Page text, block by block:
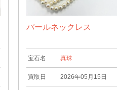
パールネックレス
宝石名 真珠
買取日 2026年05月15日